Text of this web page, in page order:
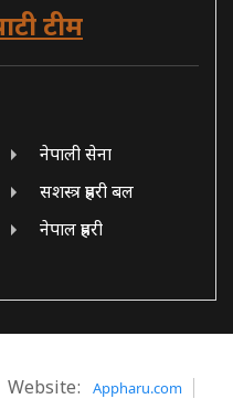
टीम
नेपाली सेना
सशस्त्र प्रहरी बल
नेपाल प्रहरी
Website: Appharu.com